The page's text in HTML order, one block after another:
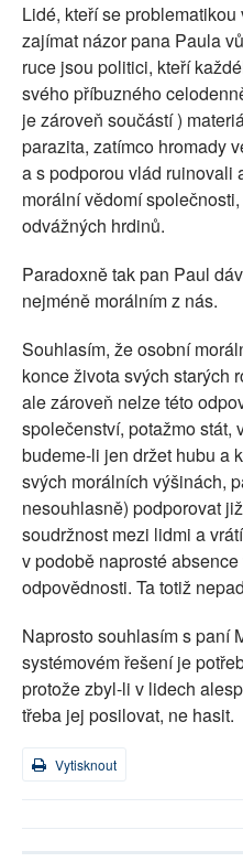
Lidé, kteří se
zajímat názor pana Paula
ruce jsou politici, kteří
svého příbuzného
je zároveň součástí )
parazita, zatímco hromady
a s podporou vlád ruinovali
morální vědomí
odvážných hrdinů.
Paradoxně tak pan Paul
nejméně morálním z nás.
Souhlasím, že osobní
konce života svých starých
ale zároveň nelze této
společenství, potažmo stát,
budeme-li jen držet hubu a
svých morálních výšinách,
nesouhlasně) podporovat
soudržnost mezi lidmi a
v podobě naprosté
odpovědnosti. Ta totiž
Naprosto souhlasím s paní
systémovém řešení je
protože zbyl-li v lidech
třeba jej posilovat, ne hasit.
Vytisknout